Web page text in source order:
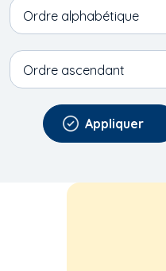
Ordre alphabétique
Ordre
Ordre ascendant